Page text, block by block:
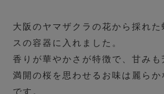
大阪のヤマザクラの花から採れた
スの容器に入れました。
香りが華やかさが特徴で、甘みも
満開の桜を思わせるお味は麗らか
です。